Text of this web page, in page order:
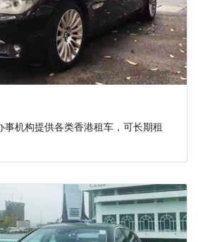
事机构提供各类香港租车，可长期租